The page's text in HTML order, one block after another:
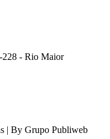
228 - Rio Maior
| By Grupo Publiweb